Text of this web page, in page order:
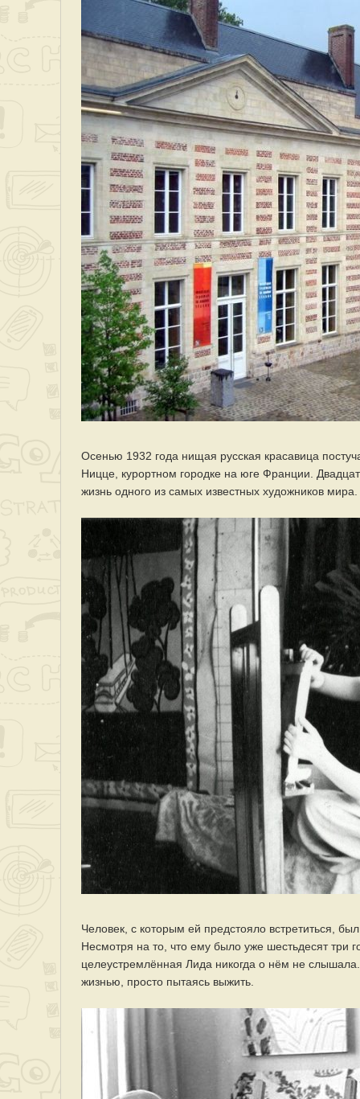
Осенью 1932 года нищая русская красавица
Ницце, курортном городке на юге Франции.
жизнь одного из самых известных художников мира.
Человек, с которым ей предстояло встретиться,
Несмотря на то, что ему было уже шестьдесят три
целеустремлённая Лида никогда о нём не
жизнью, просто пытаясь выжить.